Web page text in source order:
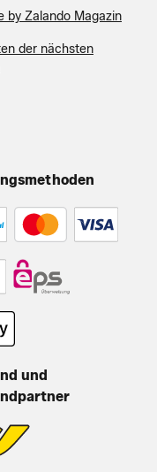
by Zalando Magazin
der nächsten
und